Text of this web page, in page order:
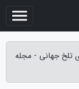
تلخ جهانی - مجله